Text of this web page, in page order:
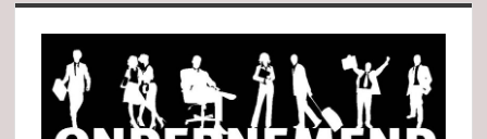
Sidebar